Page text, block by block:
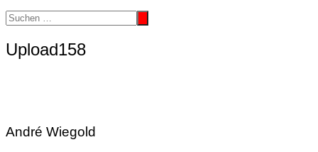
Upload158
André Wiegold